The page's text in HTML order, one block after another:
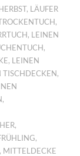
, LÄUFER
,
, LEINEN
,
, LEINEN
TISCHDECKEN,
,
,
,
, MITTELDECKE